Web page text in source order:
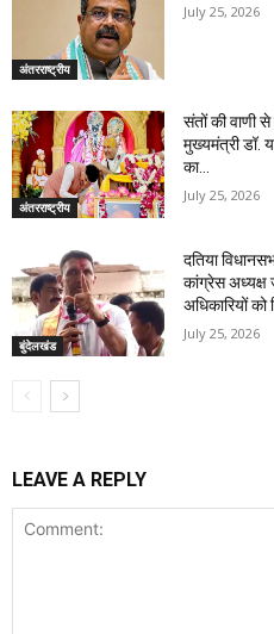
अंतरराष्ट्रीय
July 25, 2026
अंतरराष्ट्रीय
संतों की वाणी
मुख्यमंत्री डॉ.
का...
July 25, 2026
बुंदेलखंड
दतिया
कांग्रेस अध्यक्ष
अधिकारियों को
July 25, 2026
LEAVE A REPLY